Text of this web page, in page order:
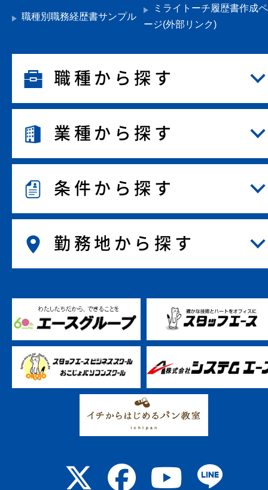
職種別職務経歴書サンプル
ミライトーチ履歴書作成ペ
ージ(外部リンク)
職種から探す
業種から探す
条件から探す
勤務地から探す